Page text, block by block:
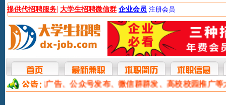
提供代招聘服务| 大学生招聘微信群 企业会员 注册会员
网提供网站广告、公众号发布、微信群群发、高校校园推广